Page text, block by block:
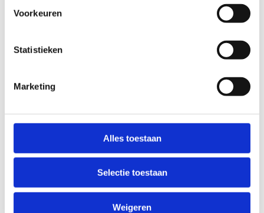
Voorkeuren
Statistieken
Marketing
Alles toestaan
Selectie toestaan
Weigeren
Retranchement